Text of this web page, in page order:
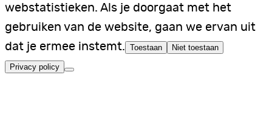
webstatistieken. Als je doorgaat met het
gebruiken van de website, gaan we ervan uit
dat je ermee instemt. Toestaan Niet toestaan
Privacy policy